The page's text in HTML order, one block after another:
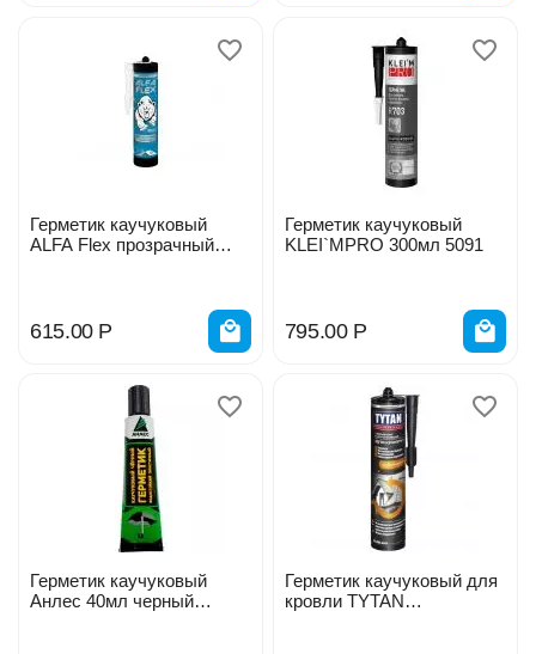
Герметик каучуковый
ALFA Flex прозрачный
615.00 Р
Герметик каучуковый
KLEI`MPRO 300мл 5091
795.00 Р
Герметик каучуковый
Анлес 40мл черный
Герметик каучуковый для
кровли TYTAN